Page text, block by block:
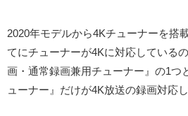
2020年モデルから4Kチューナーを搭
てにチューナーが4Kに対応している
画・通常録画兼用チューナー』の1つ
ューナー』だけが4K放送の録画対応し